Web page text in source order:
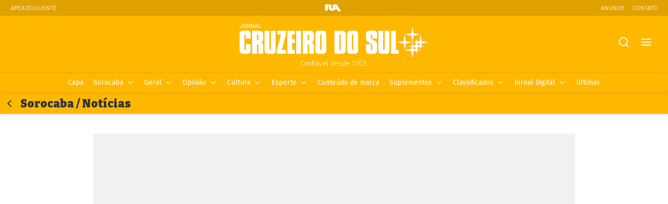
ÁREA DO CLIENTE ANUNCIE CONTATO
Confiável desde 1903.
Capa Sorocaba Geral Opinião Cultura Esporte Conteúdo de marca Suplementos Classificados Jornal Digital Últimas
Sorocaba / Notícias